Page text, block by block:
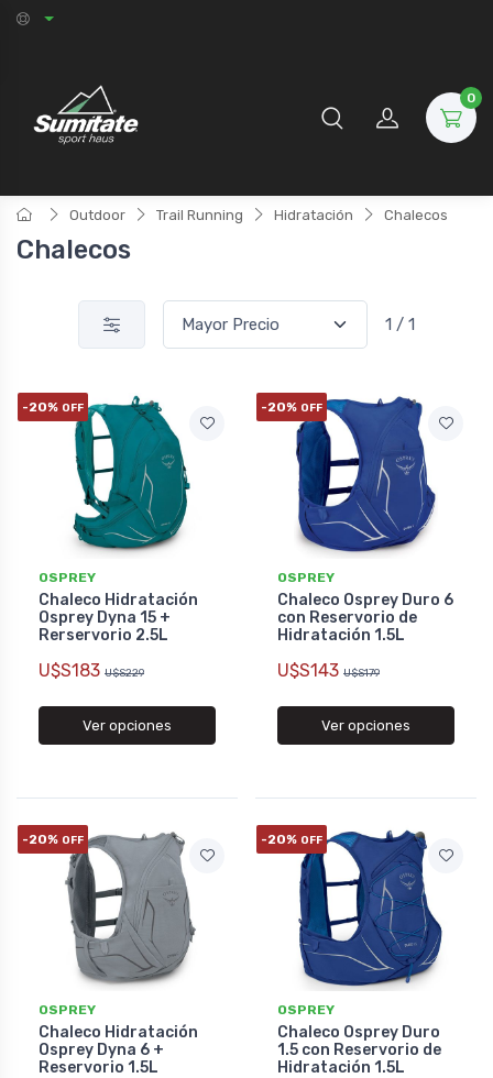
0
Outdoor Trail Running Hidratación Chalecos
Chalecos
1 / 1
-20% OFF
OSPREY
Chaleco Hidratación
Osprey Dyna 15 +
Rerservorio 2.5L
U$S183 U$S229
Ver opciones
-20% OFF
OSPREY
Chaleco Osprey Duro 6
con Reservorio de
Hidratación 1.5L
U$S143 U$S179
Ver opciones
-20% OFF
OSPREY
Chaleco Hidratación
Osprey Dyna 6 +
Reservorio 1.5L
-20% OFF
OSPREY
Chaleco Osprey Duro
1.5 con Reservorio de
Hidratación 1.5L